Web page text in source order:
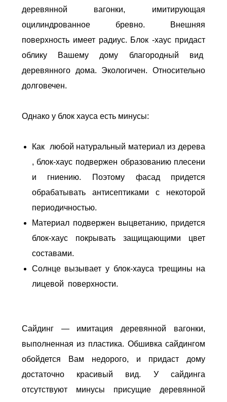
деревянной вагонки, имитирующая
оцилиндрованное бревно. Внешняя
поверхность имеет радиус. Блок -хаус придаст
облику Вашему дому благородный вид
деревянного дома. Экологичен. Относительно
долговечен.
Однако у блок хауса есть минусы:
Как любой натуральный материал из дерева
, блок-хаус подвержен образованию плесени
и гниению. Поэтому фасад придется
обрабатывать антисептиками с некоторой
периодичностью.
Материал подвержен выцветанию, придется
блок-хаус покрывать защищающими цвет
составами.
Солнце вызывает у блок-хауса трещины на
лицевой поверхности.
Сайдинг — имитация деревянной вагонки,
выполненная из пластика. Обшивка сайдингом
обойдется Вам недорого, и придаст дому
достаточно красивый вид. У сайдинга
отсутствуют минусы присущие деревянной